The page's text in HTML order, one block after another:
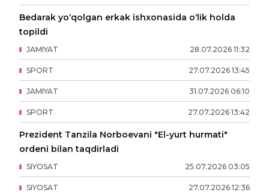
Bedarak yo‘qolgan erkak ishxonasida o‘lik holda
topildi
28.07.2026 11:32
JAMIYAT
27.07.2026 13:45
SPORT
31.07.2026 06:10
JAMIYAT
27.07.2026 13:42
SPORT
Prezident Tanzila Norboevani "El-yurt hurmati"
ordeni bilan taqdirladi
25.07.2026 03:05
SIYOSAT
27.07.2026 12:36
SIYOSAT